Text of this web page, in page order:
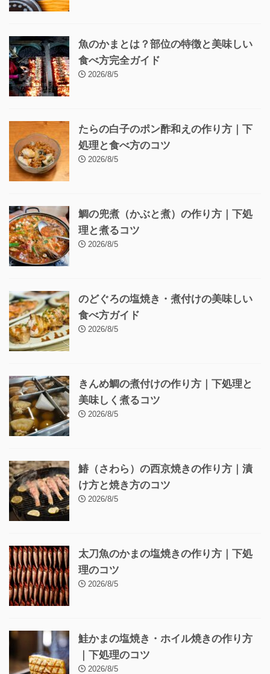
魚のかまとは？部位の特徴と美味しい
食べ方完全ガイド
2026/8/5
たらの白子のポン酢和えの作り方｜下
処理と食べ方のコツ
2026/8/5
鯛の兜煮（かぶと煮）の作り方｜下処
理と煮るコツ
2026/8/5
のどぐろの塩焼き・煮付けの美味しい
食べ方ガイド
2026/8/5
きんめ鯛の煮付けの作り方｜下処理と
美味しく煮るコツ
2026/8/5
鰆（さわら）の西京焼きの作り方｜漬
け方と焼き方のコツ
2026/8/5
太刀魚のかまの塩焼きの作り方｜下処
理のコツ
2026/8/5
鮭かまの塩焼き・ホイル焼きの作り方
｜下処理のコツ
2026/8/5